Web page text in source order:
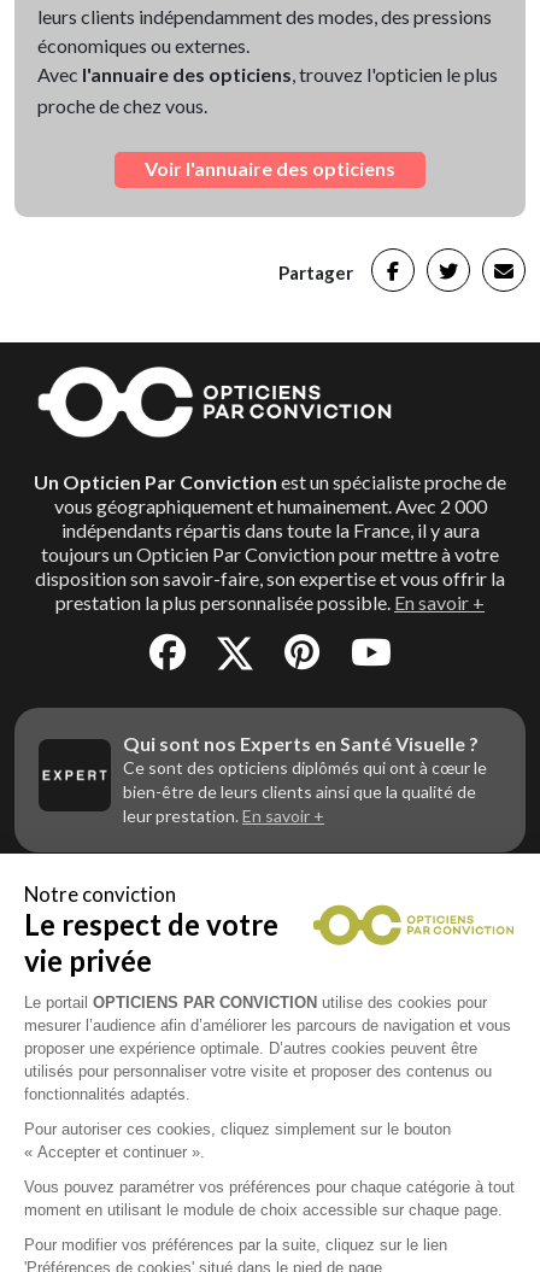
leurs clients indépendamment des modes, des pressions
économiques ou externes.
Avec l'annuaire des opticiens , trouvez l'opticien le plus
proche de chez vous.
Voir l'annuaire des opticiens
Partager
Un Opticien Par Conviction est un spécialiste proche de
vous géographiquement et humainement. Avec 2 000
indépendants répartis dans toute la France, il y aura
toujours un Opticien Par Conviction pour mettre à votre
disposition son savoir-faire, son expertise et vous offrir la
prestation la plus personnalisée possible. En savoir +
Qui sont nos Experts en Santé Visuelle ?
Ce sont des opticiens diplômés qui ont à cœur le
bien-être de leurs clients ainsi que la qualité de
leur prestation. En savoir +
Vous êtes un professionnel de la vue et
vous souhaitez nous rejoindre ?
Contactez Alliance Optic, la centrale d’achats et
d’accompagnement des opticiens indépendants
Notre conviction
Le respect de votre
vie privée
Le portail OPTICIENS PAR CONVICTION utilise des cookies pour
mesurer l’audience afin d’améliorer les parcours de navigation et vous
proposer une expérience optimale. D’autres cookies peuvent être
utilisés pour personnaliser votre visite et proposer des contenus ou
fonctionnalités adaptés.
Pour autoriser ces cookies, cliquez simplement sur le bouton
« Accepter et continuer ».
Vous pouvez paramétrer vos préférences pour chaque catégorie à tout
moment en utilisant le module de choix accessible sur chaque page.
Pour modifier vos préférences par la suite, cliquez sur le lien
'Préférences de cookies' situé dans le pied de page.